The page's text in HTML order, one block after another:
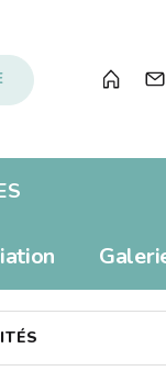
Albums pour
Livres numériques
Propositions
Prolonger
Tarifs
Newsletter
Revue de presse